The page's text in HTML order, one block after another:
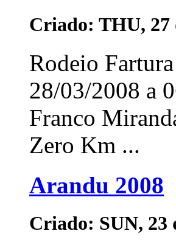
Criado: THU, 27
Rodeio
28/03/2008 a
Franco
Zero Km ...
Arandu 2008
Criado: SUN, 23